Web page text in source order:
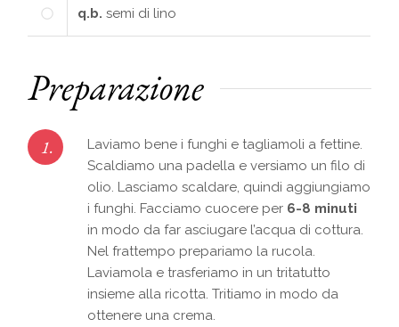
q.b. semi di lino
Preparazione
1.
Laviamo bene i funghi e tagliamoli a fettine.
Scaldiamo una padella e versiamo un filo di
olio. Lasciamo scaldare, quindi aggiungiamo
i funghi. Facciamo cuocere per 6-8 minuti
in modo da far asciugare l’acqua di cottura.
Nel frattempo prepariamo la rucola.
Laviamola e trasferiamo in un tritatutto
insieme alla ricotta. Tritiamo in modo da
ottenere una crema.